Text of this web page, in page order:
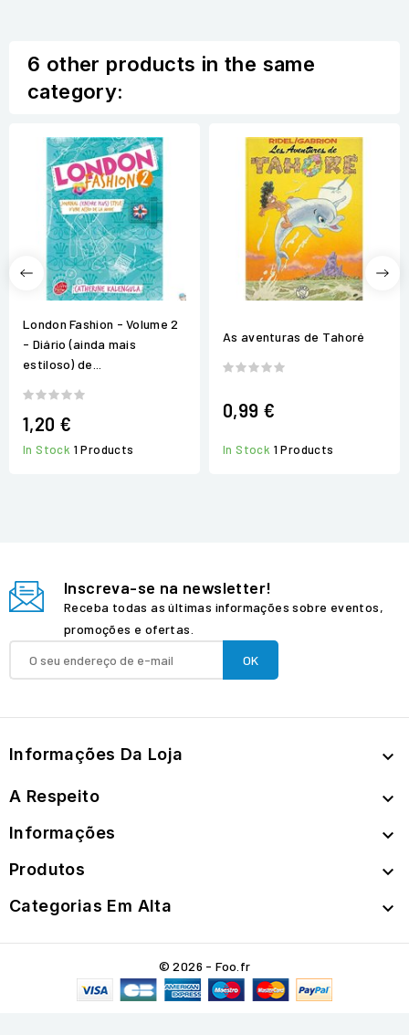
6 other products in the same
category:
London Fashion - Volume 2
- Diário (ainda mais
estiloso) de...
1,20 €
In Stock 1 Products
As aventuras de Tahoré
0,99 €
In Stock 1 Products
Inscreva-se na newsletter!
Receba todas as últimas informações sobre eventos,
promoções e ofertas.
Informações Da Loja 
A Respeito 
Informações 
Produtos 
Categorias Em Alta 
© 2026 - Foo.fr